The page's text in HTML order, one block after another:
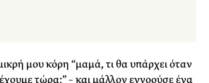
μου κόρη “μαμά, τι θα υπάρχει όταν
τώρα;” – και μάλλον εννοούσε ένα